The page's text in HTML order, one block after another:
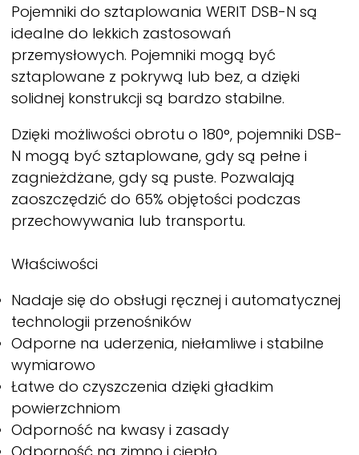
Pojemniki do sztaplowania WERIT DSB-N są
idealne do lekkich zastosowań
przemysłowych. Pojemniki mogą być
sztaplowane z pokrywą lub bez, a dzięki
solidnej konstrukcji są bardzo stabilne.
Dzięki możliwości obrotu o 180°, pojemniki DSB-
N mogą być sztaplowane, gdy są pełne i
zagnieżdżane, gdy są puste. Pozwalają
zaoszczędzić do 65% objętości podczas
przechowywania lub transportu.
Właściwości
Nadaje się do obsługi ręcznej i automatycznej
technologii przenośników
Odporne na uderzenia, niełamliwe i stabilne
wymiarowo
Łatwe do czyszczenia dzięki gładkim
powierzchniom
Odporność na kwasy i zasady